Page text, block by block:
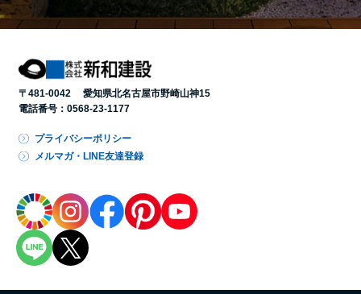
〒481-0042 愛知県北名古屋市野崎山神15
電話番号： 0568-23-1177
プライバシーポリシー
メルマガ・LINE友達登録